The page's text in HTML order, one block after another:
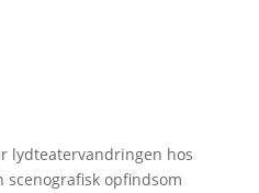
lydteatervandringen hos
opfindsom